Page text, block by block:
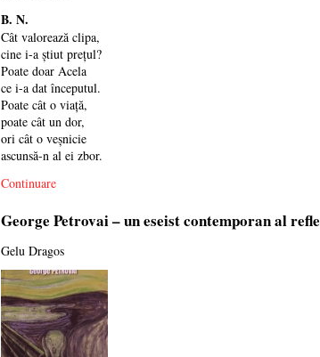
B. N.
Cât valorează clipa,
cine i-a știut prețul?
Poate doar Acela
ce i-a dat începutul.
Poate cât o viață,
poate cât un dor,
ori cât o veșnicie
ascunsă-n al ei zbor.
Continuare
George Petrovai – un eseist contemporan al
Gelu Dragos